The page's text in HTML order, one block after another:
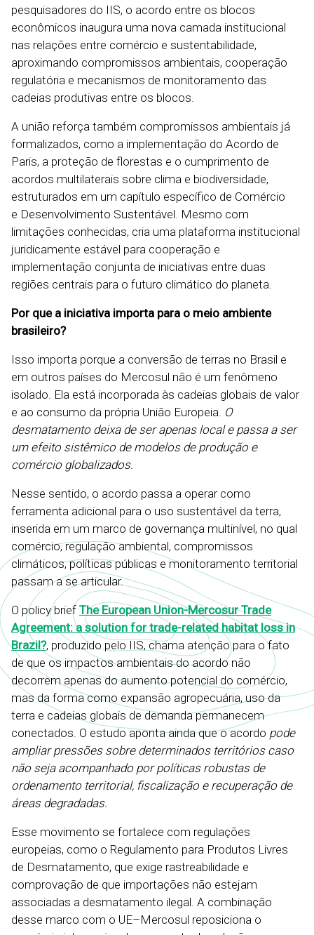
pesquisadores do IIS, o acordo entre os blocos
econômicos inaugura uma nova camada institucional
nas relações entre comércio e sustentabilidade,
aproximando compromissos ambientais, cooperação
regulatória e mecanismos de monitoramento das
cadeias produtivas entre os blocos.
A união reforça também compromissos ambientais já
formalizados, como a implementação do Acordo de
Paris, a proteção de florestas e o cumprimento de
acordos multilaterais sobre clima e biodiversidade,
estruturados em um capítulo específico de Comércio
e Desenvolvimento Sustentável. Mesmo com
limitações conhecidas, cria uma plataforma institucional
juridicamente estável para cooperação e
implementação conjunta de iniciativas entre duas
regiões centrais para o futuro climático do planeta.
Por que a iniciativa importa para o meio ambiente
brasileiro?
Isso importa porque a conversão de terras no Brasil e
em outros países do Mercosul não é um fenômeno
isolado. Ela está incorporada às cadeias globais de valor
e ao consumo da própria União Europeia. O
desmatamento deixa de ser apenas local e passa a ser
um efeito sistêmico de modelos de produção e
comércio globalizados.
Nesse sentido, o acordo passa a operar como
ferramenta adicional para o uso sustentável da terra,
inserida em um marco de governança multinível, no qual
comércio, regulação ambiental, compromissos
climáticos, políticas públicas e monitoramento territorial
passam a se articular.
O policy brief The European Union-Mercosur Trade
Agreement: a solution for trade-related habitat loss in
Brazil?, produzido pelo IIS, chama atenção para o fato
de que os impactos ambientais do acordo não
decorrem apenas do aumento potencial do comércio,
mas da forma como expansão agropecuária, uso da
terra e cadeias globais de demanda permanecem
conectados. O estudo aponta ainda que o acordo pode
ampliar pressões sobre determinados territórios caso
não seja acompanhado por políticas robustas de
ordenamento territorial, fiscalização e recuperação de
áreas degradadas.
Esse movimento se fortalece com regulações
europeias, como o Regulamento para Produtos Livres
de Desmatamento, que exige rastreabilidade e
comprovação de que importações não estejam
associadas a desmatamento ilegal. A combinação
desse marco com o UE–Mercosul reposiciona o